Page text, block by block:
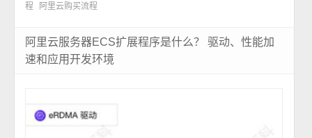
程
阿里云购买流程
阿里云服务器ECS扩展程序是什么？ 驱动、性能加
速和应用开发环境